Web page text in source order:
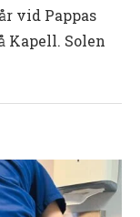
vid Pappas
Kapell. Solen